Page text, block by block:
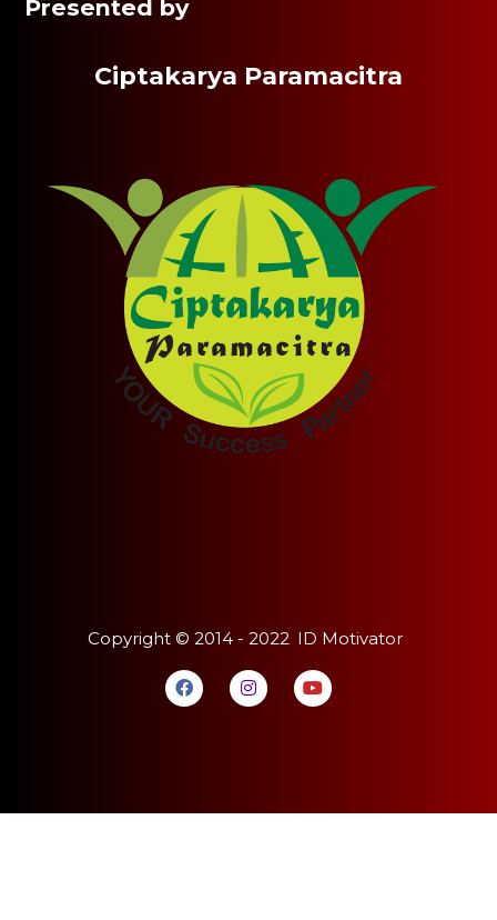
Presented by
Ciptakarya Paramacitra
Copyright © 2014 - 2022 ID Motivator